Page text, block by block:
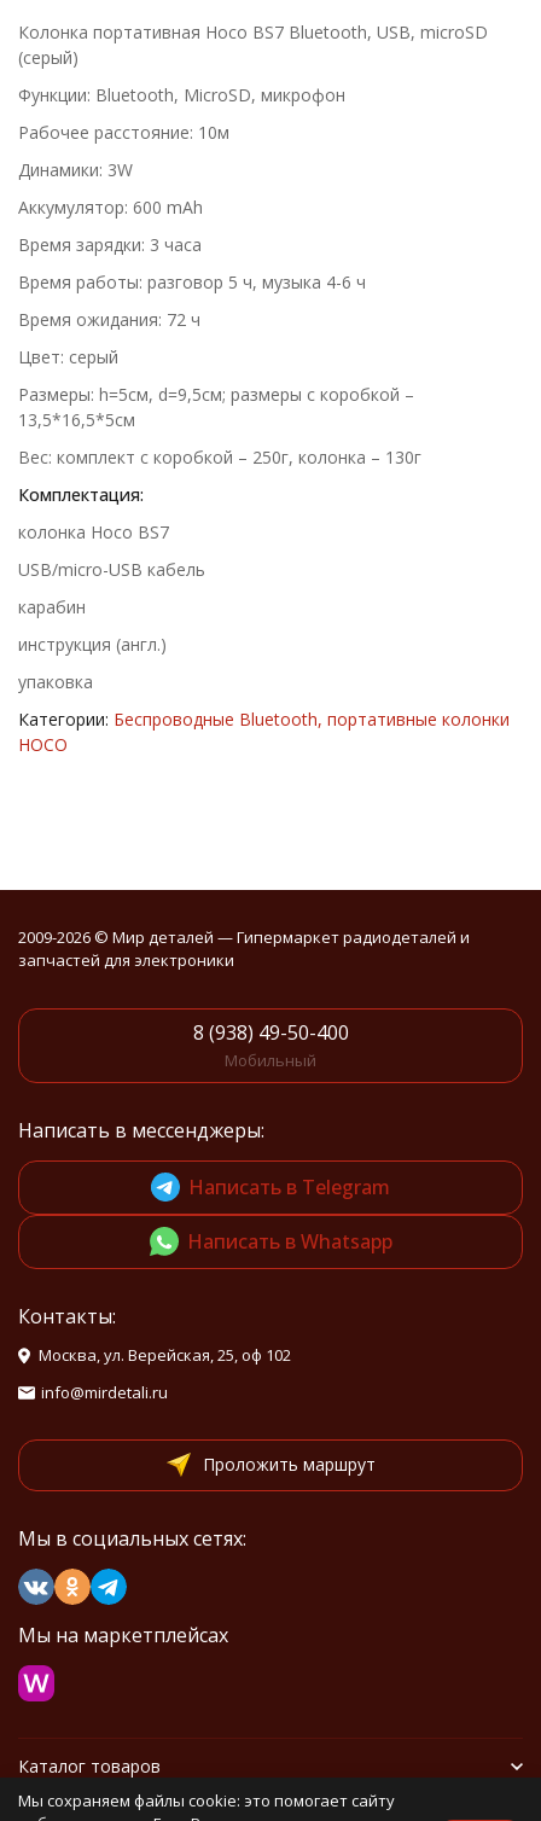
Колонка портативная Hoco BS7 Bluetooth, USB, microSD
(серый)
Функции: Bluetooth, MicroSD, микрофон
Рабочее расстояние: 10м
Динамики: 3W
Аккумулятор: 600 mAh
Время зарядки: 3 часа
Время работы: разговор 5 ч, музыка 4-6 ч
Время ожидания: 72 ч
Цвет: серый
Размеры: h=5см, d=9,5см; размеры с коробкой –
13,5*16,5*5см
Вес: комплект с коробкой – 250г, колонка – 130г
Комплектация:
колонка Hoco BS7
USB/micro-USB кабель
карабин
инструкция (англ.)
упаковка
Категории: Беспроводные Bluetooth, портативные колонки
HOCO
2009-2026 © Мир деталей — Гипермаркет радиодеталей и
запчастей для электроники
8 (938) 49-50-400
Мобильный
Написать в мессенджеры:
Написать в Telegram
Написать в Whatsapp
Контакты:
Москва, ул. Верейская, 25, оф 102
info@mirdetali.ru
Проложить маршрут
Мы в социальных сетях:
Мы на маркетплейсах
Каталог товаров
Мы сохраняем файлы cookie: это помогает сайту